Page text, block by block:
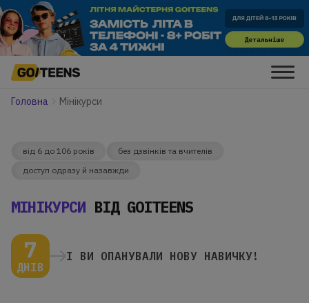
Головна Мiнiкурси
від 6 до 106 років
без дзвінків та вчителів
доступ одразу й назавжди
МІНІКУРСИ ВІД GOITEENS
7
ДНІВ
І ВИ ОПАНУВАЛИ НОВУ НАВИЧКУ!